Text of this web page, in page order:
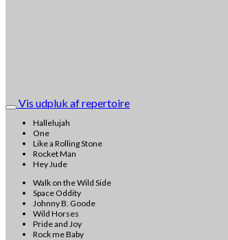
Vis udpluk af repertoire
Hallelujah
One
Like a Rolling Stone
Rocket Man
Hey Jude
Walk on the Wild Side
Space Oddity
Johnny B. Goode
Wild Horses
Pride and Joy
Rock me Baby